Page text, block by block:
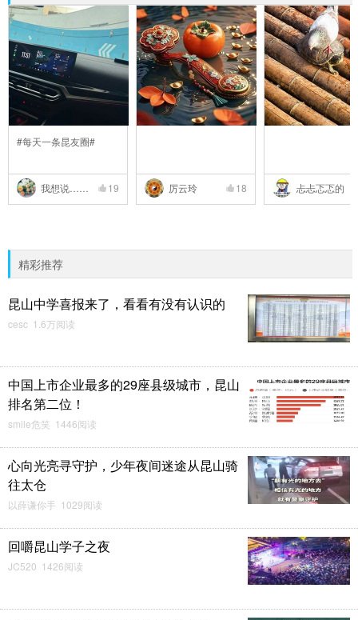
#每天一条昆友圈#
我想说…… 19 厉云玲 18 忐忐忑忑的
精彩推荐
昆山中学喜报来了，看看有没有认识的
cesc 1.6万阅读
中国上市企业最多的29座县级城市，昆山
排名第二位！
smile危笑 1446阅读
心向光亮寻守护，少年夜间迷途从昆山骑
往太仓
以薛谦你手 1029阅读
回嚼昆山学子之夜
JC520 1426阅读